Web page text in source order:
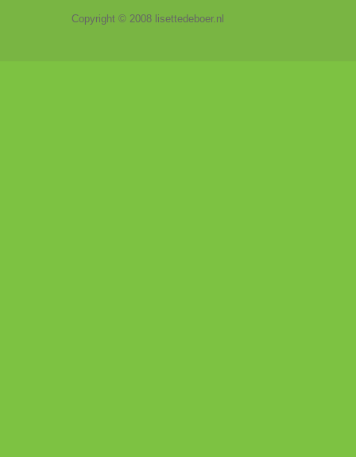
Copyright © 2008 lisettedeboer.nl